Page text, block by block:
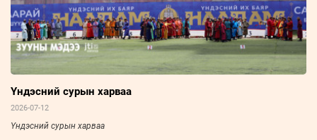
Үндэсний сурын харваа
2026-07-12
Үндэсний сурын харваа